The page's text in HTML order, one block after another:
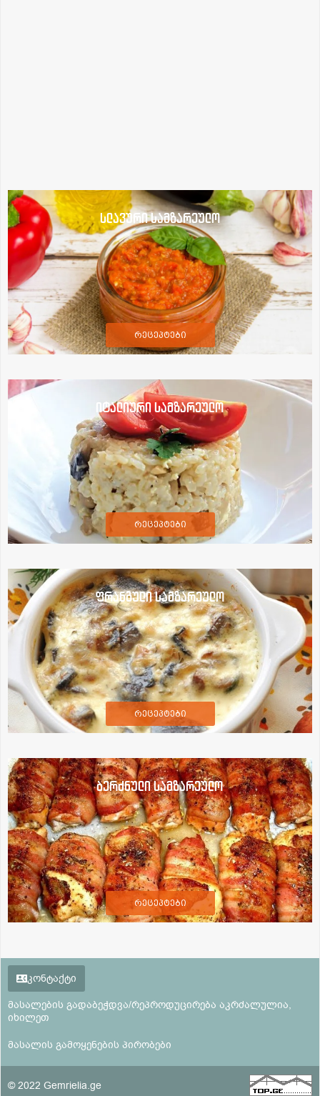
სლავური სამზარეულო
რეცეპტები
იტალიური სამზარეულო
რეცეპტები
ფრანგული სამზარეულო
რეცეპტები
ბერძნული სამზარეულო
რეცეპტები
კონტაქტი
მასალების გადაბეჭდვა/რეპროდუცირება აკრძალულია,
იხილეთ
მასალის გამოყენების პირობები
© 2022 Gemrielia.ge